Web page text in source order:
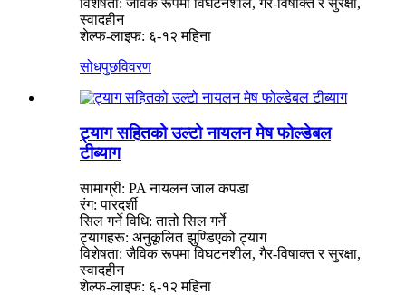
विशेषता: जैविक रूपमा विघटनशील, गैर-विषाक्त र सुरक्षा,
स्वादहीन
शेल्फ-लाइफ: ६-१२ महिना
सोधपुछविवरण
ट्याग सहितको उल्टो नायलन मेष फोल्डेबल
टीब्याग
सामाग्री: PA नायलन जाल कपडा
रंग: पारदर्शी
सिल गर्ने विधि: तातो सिल गर्ने
ट्यागहरू: अनुकूलित झुण्डिएको ट्याग
विशेषता: जैविक रूपमा विघटनशील, गैर-विषाक्त र सुरक्षा,
स्वादहीन
शेल्फ-लाइफ: ६-१२ महिना